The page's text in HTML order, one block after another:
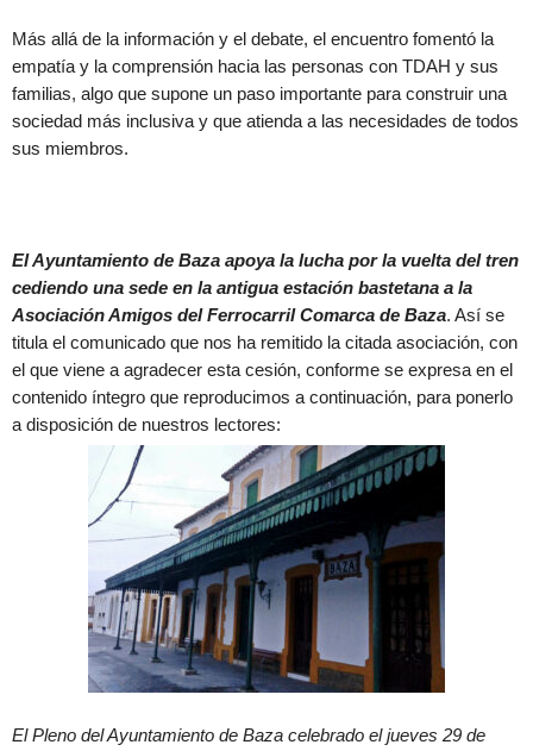
Más allá de la información y el debate, el encuentro fomentó la
empatía y la comprensión hacia las personas con TDAH y sus
familias, algo que supone un paso importante para construir una
sociedad más inclusiva y que atienda a las necesidades de todos
sus miembros.
El Ayuntamiento de Baza apoya la lucha por la vuelta del tren
cediendo una sede en la antigua estación bastetana a la
Asociación Amigos del Ferrocarril Comarca de Baza. Así se
titula el comunicado que nos ha remitido la citada asociación, con
el que viene a agradecer esta cesión, conforme se expresa en el
contenido íntegro que reproducimos a continuación, para ponerlo
a disposición de nuestros lectores:
El Pleno del Ayuntamiento de Baza celebrado el jueves 29 de